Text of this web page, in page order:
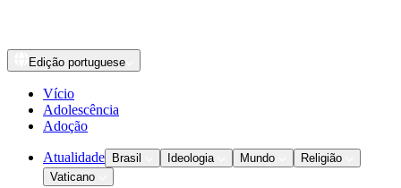
Edição portuguese
Vício
Adolescência
Adoção
Atualidade Brasil Ideologia Mundo
Religião
Vaticano